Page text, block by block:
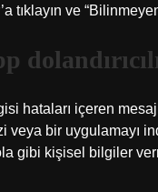
tıklayın ve
hataları içeren
veya bir uygulamayı
gibi kişisel bilgiler